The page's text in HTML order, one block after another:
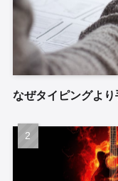
なぜタイピングよ